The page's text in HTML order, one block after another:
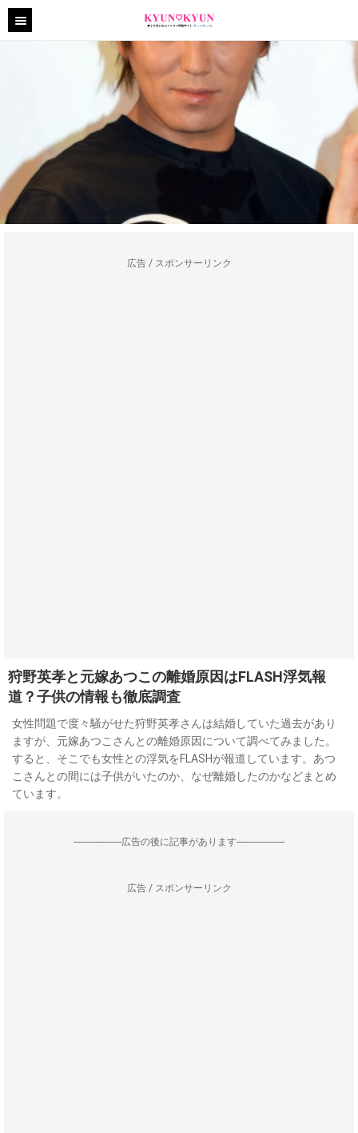
広告 / スポンサーリンク
狩野英孝と元嫁あつこの離婚原因はFLASH浮気報
道？子供の情報も徹底調査
女性問題で度々騒がせた狩野英孝さんは結婚していた過去があり
ますが、元嫁あつこさんとの離婚原因について調べてみました。
すると、そこでも女性との浮気をFLASHが報道しています。あつ
こさんとの間には子供がいたのか、なぜ離婚したのかなどまとめ
ています。
--------------------広告の後に記事があります--------------------
広告 / スポンサーリンク